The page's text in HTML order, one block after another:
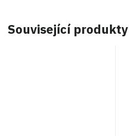
Související produkty